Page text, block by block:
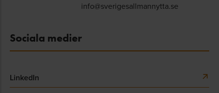
info@sverigesallmannytta.se
Sociala medier
LinkedIn